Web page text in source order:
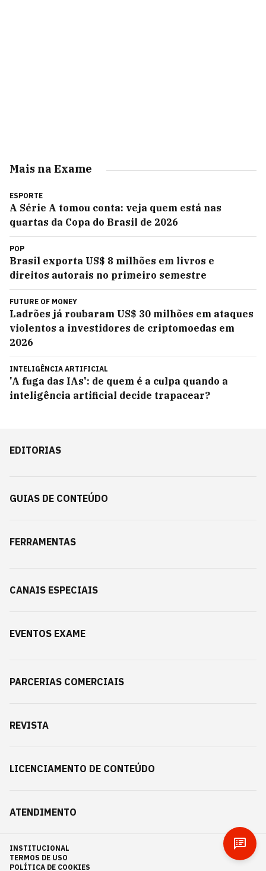
Mais na Exame
ESPORTE
A Série A tomou conta: veja quem está nas
quartas da Copa do Brasil de 2026
POP
Brasil exporta US$ 8 milhões em livros e
direitos autorais no primeiro semestre
FUTURE OF MONEY
Ladrões já roubaram US$ 30 milhões em ataques
violentos a investidores de criptomoedas em
2026
INTELIGÊNCIA ARTIFICIAL
'A fuga das IAs': de quem é a culpa quando a
inteligência artificial decide trapacear?
EDITORIAS
GUIAS DE CONTEÚDO
FERRAMENTAS
CANAIS ESPECIAIS
EVENTOS EXAME
PARCERIAS COMERCIAIS
REVISTA
LICENCIAMENTO DE CONTEÚDO
ATENDIMENTO
INSTITUCIONAL
TERMOS DE USO
POLÍTICA DE COOKIES